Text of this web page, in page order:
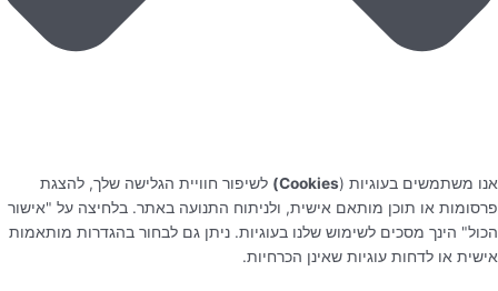
אנו משתמשים בעוגיות (Cookies)
לשיפור חוויית הגלישה שלך, להצגת
פרסומות או תוכן מותאם אישית, ולניתוח התנועה באתר. בלחיצה על "אישור
הכול" הינך מסכים לשימוש שלנו בעוגיות. ניתן גם לבחור בהגדרות מותאמות
אישית או לדחות עוגיות שאינן הכרחיות.